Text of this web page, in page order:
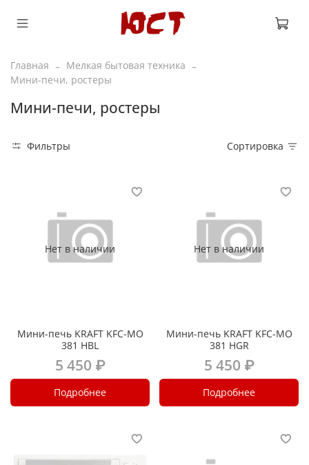
Главная
Мелкая бытовая техника
Мини-печи, ростеры
Мини-печи, ростеры
Фильтры Сортировка
Нет в наличии
Мини-печь KRAFT KFC-MO
381 HBL
5 450 ₽
Подробнее
Нет в наличии
Мини-печь KRAFT KFC-MO
381 HGR
5 450 ₽
Подробнее